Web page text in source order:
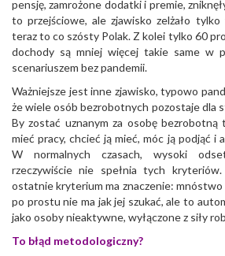
pensję, zamrożone dodatki i premie,
to przejściowe, ale zjawisko zelżało
teraz to co szósty Polak. Z kolei tylko 60
dochody są mniej więcej takie same w
scenariuszem bez pandemii.
Ważniejsze jest inne zjawisko, typowo
że wiele osób bezrobotnych pozostaje dla
By zostać uznanym za osobę bezrobotną
mieć pracy, chcieć ją mieć, móc ją podjąć i
W normalnych czasach, wysoki
rzeczywiście nie spełnia tych
ostatnie kryterium ma znaczenie: mnóstwo
po prostu nie ma jak jej szukać, ale to
jako osoby nieaktywne, wyłączone z siły
To błąd metodologiczny?